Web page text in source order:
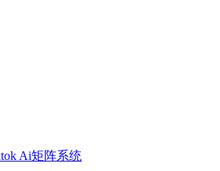
Ai矩阵系统